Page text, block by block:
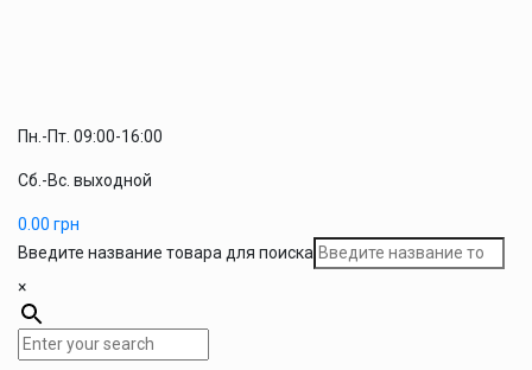
Пн.-Пт. 09:00-16:00
Сб.-Вс. выходной
0.00 грн
Введите название товара для поиска
×